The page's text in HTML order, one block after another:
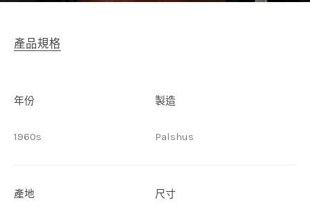
產品規格
年份
1960s
製造
Palshus
產地 尺寸